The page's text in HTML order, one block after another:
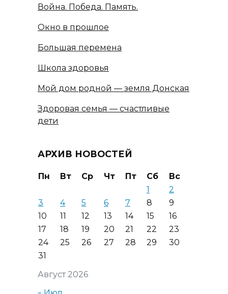
Война. Победа. Память.
Окно в прошлое
Большая перемена
Школа здоровья
Мой дом родной — земля Донская
Здоровая семья — счастливые
дети
АРХИВ НОВОСТЕЙ
Август 2026
Пн Вт Ср Чт Пт Сб
Вс
1
2
3
4 5 6 7 8
9
10
11 12 13 14 15
16
17
18 19 20 21 22
23
24
25 26 27 28 29
30
31